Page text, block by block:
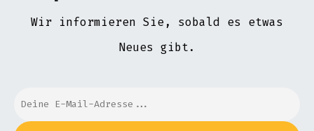
Wir informieren Sie, sobald es etwas
Neues gibt.